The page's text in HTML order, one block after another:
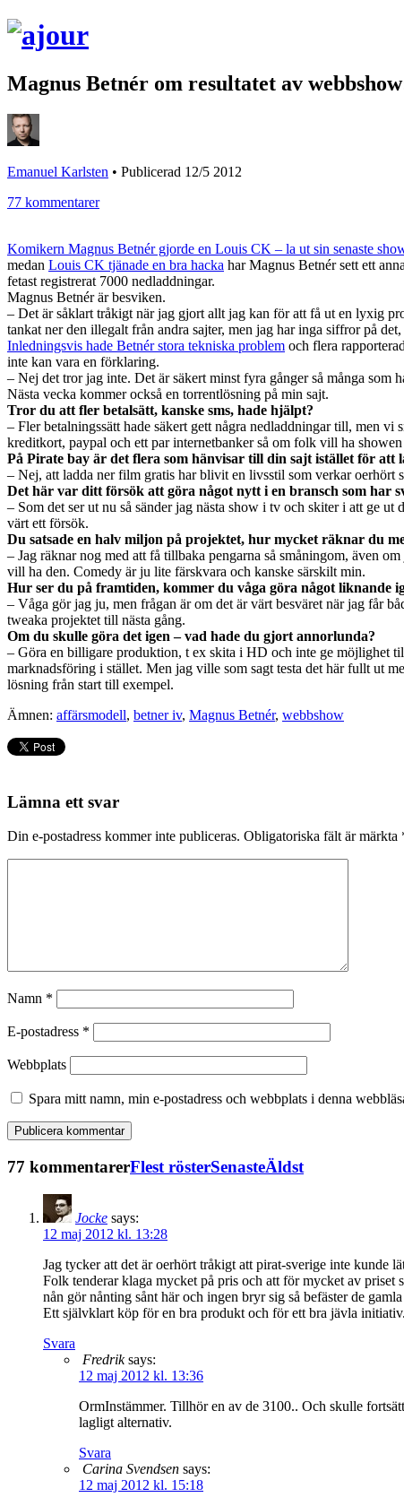
Magnus Betnér om resultatet av
Emanuel Karlsten • Publicerad 12/5 2012
77 kommentarer
Komikern Magnus Betnér gjorde en Louis CK – la ut sin senaste
medan Louis CK tjänade en bra hacka har Magnus Betnér sett ett
fetast registrerat 7000 nedladdningar.
Magnus Betnér är besviken.
– Det är såklart tråkigt när jag gjort allt jag kan för att få ut en lyxig
tankat ner den illegalt från andra sajter, men jag har inga siffror på
Inledningsvis hade Betnér stora tekniska problem och flera
inte kan vara en förklaring.
– Nej det tror jag inte. Det är säkert minst fyra gånger så många
Nästa vecka kommer också en torrentlösning på min sajt.
Tror du att fler betalsätt, kanske sms, hade hjälpt?
– Fler betalningssätt hade säkert gett några nedladdningar till, men
kreditkort, paypal och ett par internetbanker så om folk vill ha
På Pirate bay är det flera som hänvisar till din sajt istället för
– Nej, att ladda ner film gratis har blivit en livsstil som verkar oerhört
Det här var ditt försök att göra något nytt i en bransch som
– Som det ser ut nu så sänder jag nästa show i tv och skiter i att ge
värt ett försök.
Du satsade en halv miljon på projektet, hur mycket räknar du
– Jag räknar nog med att få tillbaka pengarna så småningom, även
vill ha den. Comedy är ju lite färskvara och kanske särskilt min.
Hur ser du på framtiden, kommer du våga göra något liknande
– Våga gör jag ju, men frågan är om det är värt besväret när jag får
tweaka projektet till nästa gång.
Om du skulle göra det igen – vad hade du gjort annorlunda?
– Göra en billigare produktion, t ex skita i HD och inte ge möjlighet
marknadsföring i stället. Men jag ville som sagt testa det här fullt ut
lösning från start till exempel.
Ämnen: affärsmodell, betner iv, Magnus Betnér, webbshow
Lämna ett svar
Din e-postadress kommer inte publiceras. Obligatoriska fält är märkta
Namn *
E-postadress *
Webbplats
Spara mitt namn, min e-postadress och webbplats i denna
77 kommentarerFlest rösterSenasteÄldst
Jocke says:
12 maj 2012 kl. 13:28
Jag tycker att det är oerhört tråkigt att pirat-sverige inte kunde
Folk tenderar klaga mycket på pris och att för mycket av priset
nån gör nånting sånt här och ingen bryr sig så befäster de
Ett självklart köp för en bra produkt och för ett bra jävla
Svara
Fredrik says:
12 maj 2012 kl. 13:36
OrmInstämmer. Tillhör en av de 3100.. Och skulle
lagligt alternativ.
Svara
Carina Svendsen says:
12 maj 2012 kl. 15:18